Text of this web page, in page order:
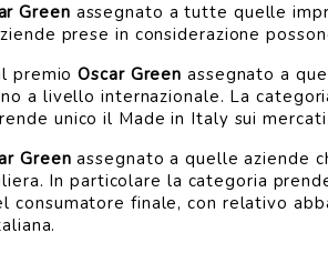
Green assegnato a tutte quelle
prese in considerazione
premioOscar Green assegnato a
a livello internazionale. La
unico il Made in Italy sui
Green assegnato a quelle aziende
In particolare la categoria
consumatore finale, con relativo